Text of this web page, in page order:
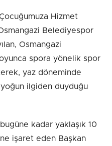
Hizmet
Belediyespor
Osmangazi
spora yönelik spor
yaz döneminde
ilgiden duyduğu
kadar yaklaşık 10
işaret eden Başkan